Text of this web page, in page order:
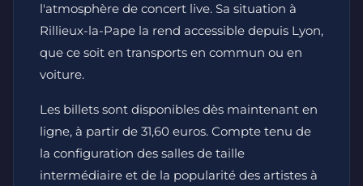
l'atmosphère de concert live. Sa situation à
Rillieux-la-Pape la rend accessible depuis Lyon,
que ce soit en transports en commun ou en
voiture.
Les billets sont disponibles dès maintenant en
ligne, à partir de 31,60 euros. Compte tenu de
la configuration des salles de taille
intermédiaire et de la popularité des artistes à